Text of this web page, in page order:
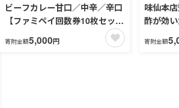
ビーフカレー甘口／中辛／辛口
【ファミペイ回数券10枚セッ
寄附金額5,000円
味仙本
酢が効
ン麺／
そば／
寄附金額